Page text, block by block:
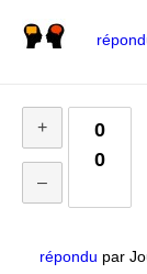
0
0
répondu par